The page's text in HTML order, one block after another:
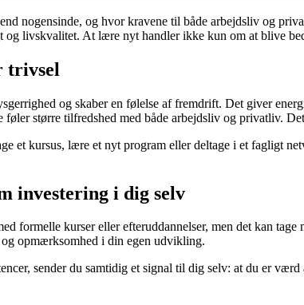
nogensinde, og hvor kravene til både arbejdsliv og
livskvalitet. At lære nyt handler ikke kun om at blive
trivsel
og skaber en følelse af fremdrift. Det giver
større tilfredshed med både arbejdsliv og privatliv.
et kursus, lære et nyt program eller deltage i et fagligt
investering i dig selv
formelle kurser eller efteruddannelser, men det kan
opmærksomhed i din egen udvikling.
sender du samtidig et signal til dig selv: at du er